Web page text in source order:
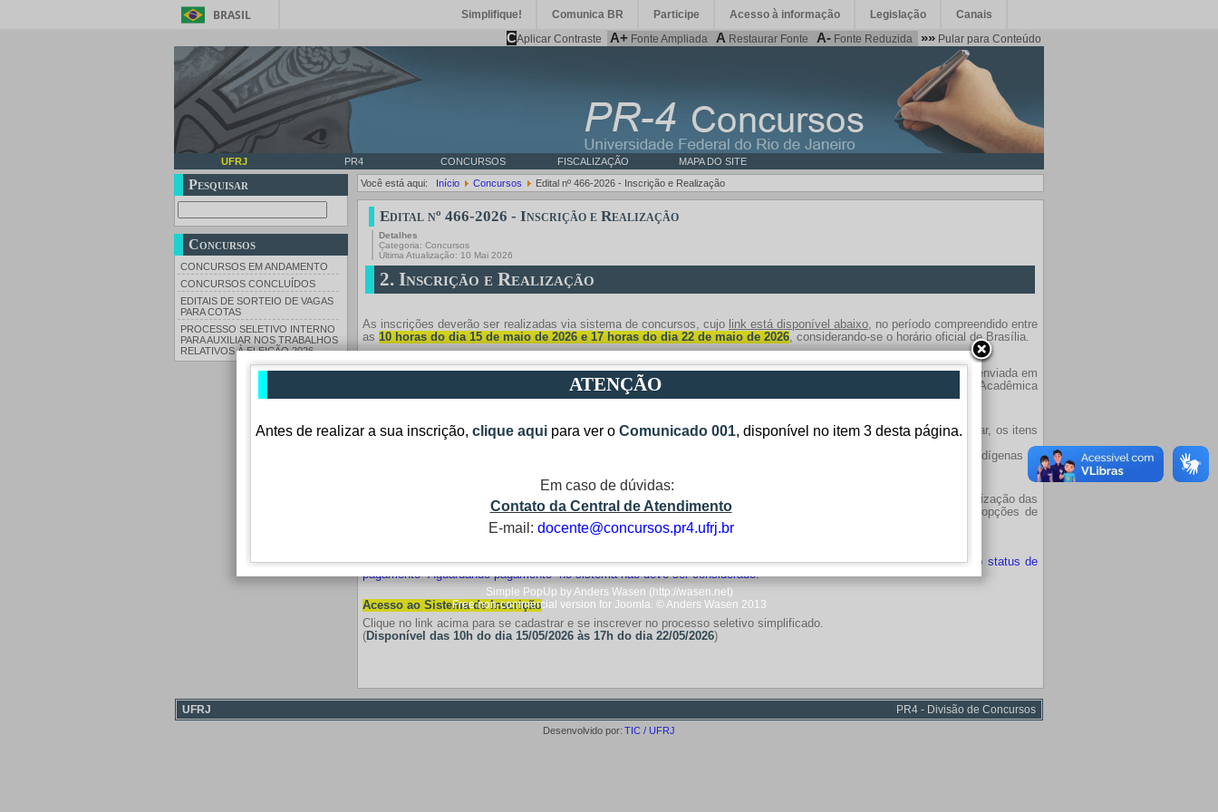
BRASIL Simplifique! Comunica BR Participe Acesso à informação Legislação Canais
CAplicar Contraste A+ Fonte Ampliada A Restaurar Fonte A- Fonte Reduzida »» Pular para Conteúdo
UFRJ PR4 CONCURSOS FISCALIZAÇÃO MAPA DO SITE
Pesquisar
Concursos
CONCURSOS EM ANDAMENTO
CONCURSOS CONCLUÍDOS
EDITAIS DE SORTEIO DE VAGAS
PARA COTAS
PROCESSO SELETIVO INTERNO
PARA AUXILIAR NOS TRABALHOS
RELATIVOS À ELEIÇÃO 2026
Você está aqui: Início Concursos Edital nº 466-2026 - Inscrição e Realização
Edital nº 466-2026 - Inscrição e Realização
Detalhes
Categoria:Concursos
Última Atualização: 10 Mai 2026
2. Inscrição e Realização
As inscrições deverão ser realizadas via sistema de concursos, cujo link está disponível abaixo , no período compreendido entre
as 10 horas do dia 15 de maio de 2026 e 17 horas do dia 22 de maio de 2026 , considerando-se o horário oficial de Brasília.
A documentação necessária, relacionada no subitem 6.3 do Edital UFRJ nº 466, de 30 de abril de 2026, deverá ser enviada em
formato PDF, unicamente via “Mecanismo para envio de documentação” disponibilizado pela respectiva Unidade Acadêmica
responsável pela vaga, constante no Anexo I do Edital, no mesmo período de realização das inscrições.
Pessoas interessadas em concorrer a vagas reservadas às pessoas com deficiência, deverão observar, em particular, os itens
3 e 4 do edital regulador.
Pessoas interessadas em concorrer a vagas reservadas para negros, autodeclarados pretos ou pardos, indígenas e
O candidato que se inscrever para mais de uma opção de vaga, havendo coincidência de dias e de horários de realização das
provas, deverá realizar as provas da setorização de vaga que privilegiar, sendo considerado faltoso nas demais opções de
A inscrição no presente processo seletivo simplificado é gratuita. Logo, não haverá boleto bancário disponível e o status de
pagamento “Aguardando pagamento” no sistema não deve ser considerado.
Acesso ao Sistema de Inscrição
Clique no link acima para se cadastrar e se inscrever no processo seletivo simplificado.
(Disponível das 10h do dia 15/05/2026 às 17h do dia 22/05/2026)
UFRJ PR4 - Divisão de Concursos
Desenvolvido por: TIC / UFRJ
ATENÇÃO
Antes de realizar a sua inscrição, clique aqui para ver o Comunicado 001, disponível no item 3 desta página.
Em caso de dúvidas:
Contato da Central de Atendimento
E-mail: docente@concursos.pr4.ufrj.br
Simple PopUp by Anders Wasen (http://wasen.net)
Free non-commercial version for Joomla. © Anders Wasen 2013